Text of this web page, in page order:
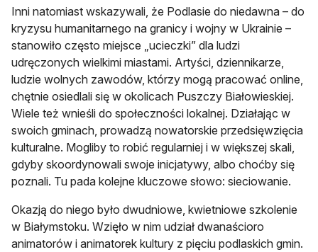
Inni natomiast wskazywali, że Podlasie do niedawna – do
kryzysu humanitarnego na granicy i wojny w Ukrainie –
stanowiło często miejsce „ucieczki” dla ludzi
udręczonych wielkimi miastami. Artyści, dziennikarze,
ludzie wolnych zawodów, którzy mogą pracować online,
chętnie osiedlali się w okolicach Puszczy Białowieskiej.
Wiele też wnieśli do społeczności lokalnej. Działając w
swoich gminach, prowadzą nowatorskie przedsięwzięcia
kulturalne. Mogliby to robić regularniej i w większej skali,
gdyby skoordynowali swoje inicjatywy, albo choćby się
poznali. Tu pada kolejne kluczowe słowo: sieciowanie.
Okazją do niego było dwudniowe, kwietniowe szkolenie
w Białymstoku. Wzięło w nim udział dwanaścioro
animatorów i animatorek kultury z pięciu podlaskich gmin.